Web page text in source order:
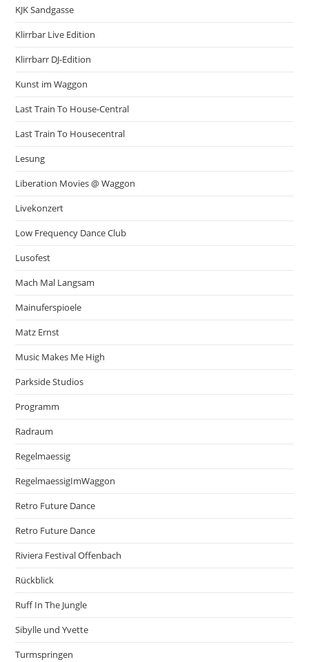
KJK Sandgasse
Klirrbar Live Edition
Klirrbarr DJ-Edition
Kunst im Waggon
Last Train To House-Central
Last Train To Housecentral
Lesung
Liberation Movies @ Waggon
Livekonzert
Low Frequency Dance Club
Lusofest
Mach Mal Langsam
Mainuferspioele
Matz Ernst
Music Makes Me High
Parkside Studios
Programm
Radraum
Regelmaessig
RegelmaessigImWaggon
Retro Future Dance
Retro Future Dance
Riviera Festival Offenbach
Rückblick
Ruff In The Jungle
Sibylle und Yvette
Turmspringen